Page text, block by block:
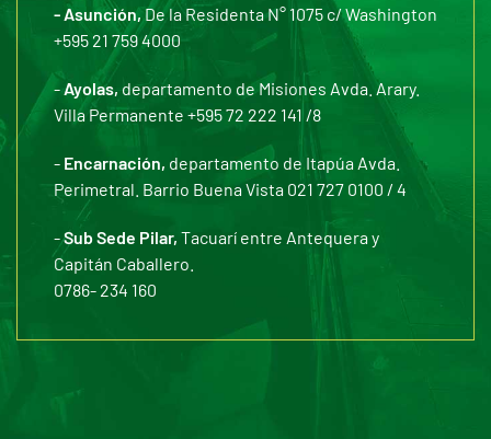
- Asunción,De la Residenta N° 1075 c/ Washington
+595 21 759 4000
-Ayolas, departamento de Misiones Avda. Arary.
Villa Permanente +595 72 222 141 /8
- Encarnación, departamento de Itapúa Avda.
Perimetral. Barrio Buena Vista 021 727 0100 / 4
-Sub Sede Pilar, Tacuarí entre Antequera y
Capitán Caballero.
0786- 234 160